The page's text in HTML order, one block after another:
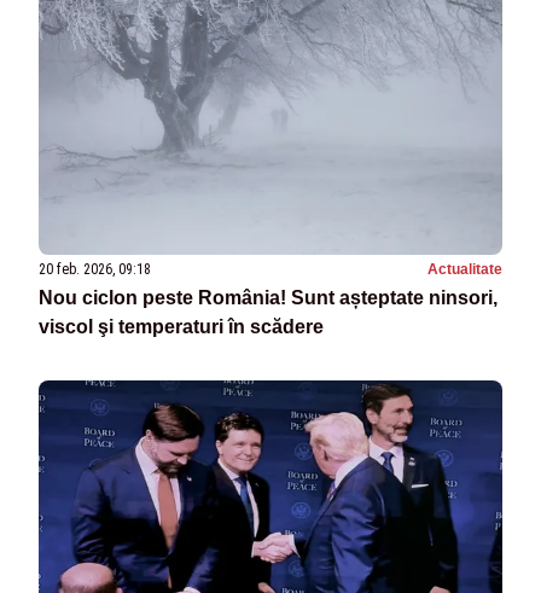
20 feb. 2026, 09:18 Actualitate
Nou ciclon peste România! Sunt așteptate ninsori,
viscol şi temperaturi în scădere